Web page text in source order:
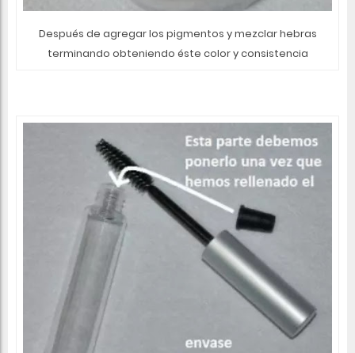
Después de agregar los pigmentos y mezclar hebras
terminando obteniendo éste color y consistencia